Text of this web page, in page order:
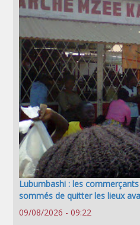
Lubumbashi : les
sommés de quitter les lieux
09/08/2026 - 09:22